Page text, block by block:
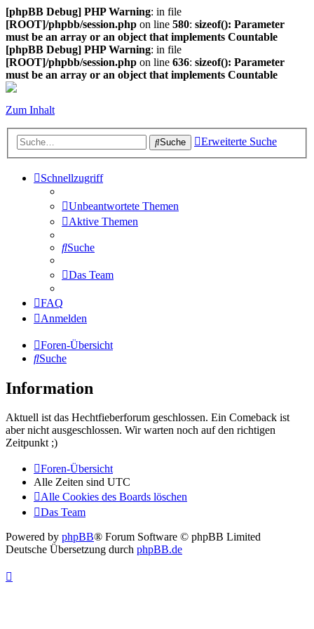
[phpBB Debug] PHP Warning: in file
[ROOT]/phpbb/session.php on line 580: sizeof(): Parameter
must be an array or an object that implements Countable
[phpBB Debug] PHP Warning: in file
[ROOT]/phpbb/session.php on line 636: sizeof(): Parameter
must be an array or an object that implements Countable
Zum Inhalt
Suche Erweiterte Suche
Schnellzugriff
Unbeantwortete Themen
Aktive Themen
Suche
Das Team
FAQ
Anmelden
Foren-Übersicht
Suche
Information
Aktuell ist das Hechtfieberforum geschlossen. Ein Comeback ist
aber nicht ausgeschlossen. Wir warten noch auf den richtigen
Zeitpunkt ;)
Foren-Übersicht
Alle Zeiten sind UTC
Alle Cookies des Boards löschen
Das Team
Powered by phpBB® Forum Software © phpBB Limited
Deutsche Übersetzung durch phpBB.de